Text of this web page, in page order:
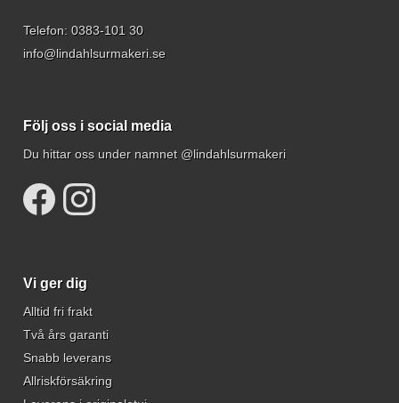
Telefon: 0383-101 30
info@lindahlsurmakeri.se
Följ oss i social media
Du hittar oss under namnet @lindahlsurmakeri
Vi ger dig
Alltid fri frakt
Två års garanti
Snabb leverans
Allriskförsäkring